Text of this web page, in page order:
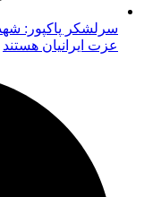
سرلشکر پاکپور:
عزت ایرانیان هستند